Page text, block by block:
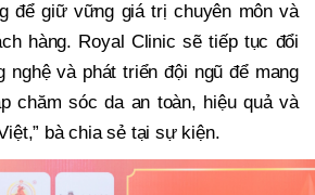
để giữ vững giá trị chuyên môn và
hàng. Royal Clinic sẽ tiếp tục đổi
nghệ và phát triển đội ngũ để mang
chăm sóc da an toàn, hiệu quả và
bà chia sẻ tại sự kiện.